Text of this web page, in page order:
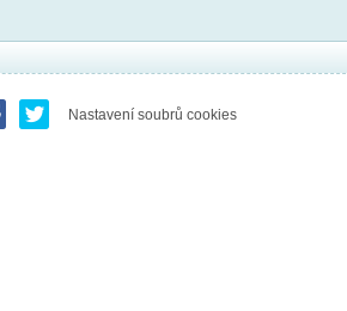
Nastavení soubrů cookies